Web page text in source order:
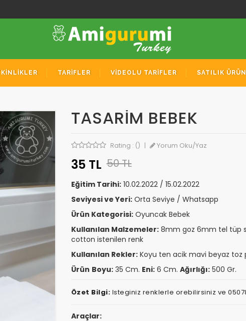
TARİFLER VİDEOLU TARİFLER SATILIK
TASARIM BEBEK
Rating : () | Yorum Oku/Yaz
35 TL 50 TL
Eğitim Tarihi:10.02.2022 / 15.02.2022
Seviyesi ve Yeri:Orta Seviye / Whatsapp
Ürün Kategorisi:Oyuncak Bebek
Kullanılan Malzemeler:8mm goz 6mm tel tüp
cotton istenilen renk
Kullanılan Rekler:Koyu ten acik mavi beyaz toz
Ürün Boyu:35 Cm. Eni:6 Cm. Ağırlığı:500 Gr.
Özet Bilgi: Isteginiz renklerle orebilirsiniz ve
Araçlar: